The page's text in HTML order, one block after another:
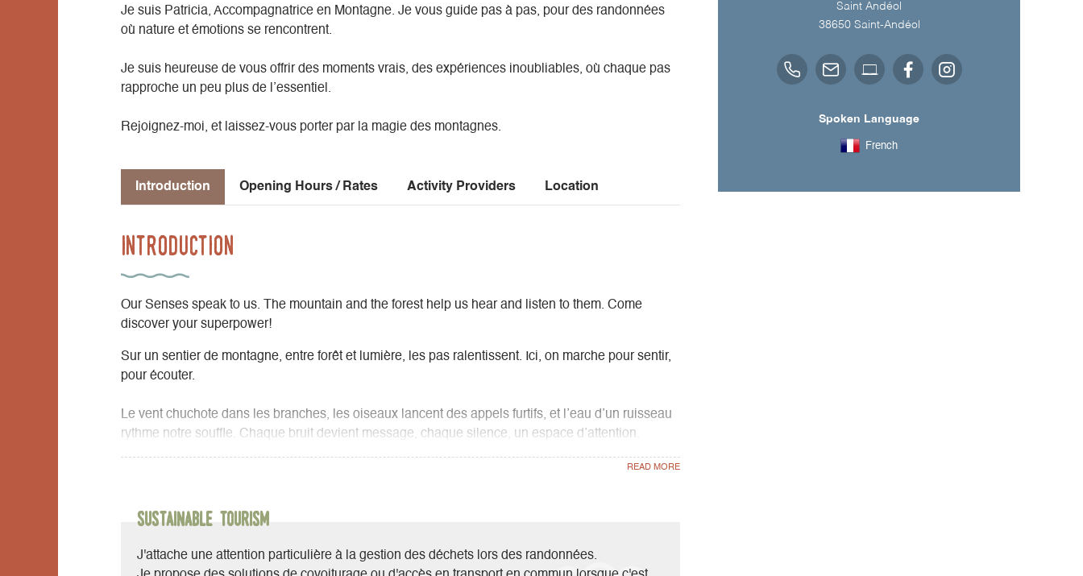
Je suis Patricia, Accompagnatrice en Montagne. Je vous guide pas à pas, pour des randonnées
où nature et émotions se rencontrent.
Je suis heureuse de vous offrir des moments vrais, des expériences inoubliables, où chaque pas
rapproche un peu plus de l’essentiel.
Rejoignez-moi, et laissez-vous porter par la magie des montagnes.
Introduction Opening Hours / Rates Activity Providers Location
Introduction
Our Senses speak to us. The mountain and the forest help us hear and listen to them. Come
discover your superpower!
Sur un sentier de montagne, entre forêt et lumière, les pas ralentissent. Ici, on marche pour sentir,
pour écouter.
Le vent chuchote dans les branches, les oiseaux lancent des appels furtifs, et l’eau d’un ruisseau
rythme notre souffle. Chaque bruit devient message, chaque silence, un espace d’attention.
Sous les pieds, le sol raconte : mousse, pierre, brindille. On effleure une écorce, on capte une
On ne cherche pas à arriver. On est là, pleinement. Présents à ce que la nature nous dit — et à ce
qu’elle réveille en nous.
Sustainable Tourism
J'attache une attention particulière à la gestion des déchets lors des randonnées.
Saint Andéol
38650 Saint-Andéol
Spoken Language
French